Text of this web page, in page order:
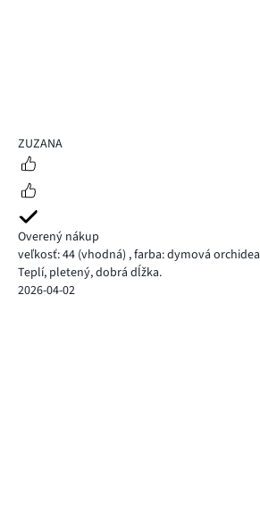
5
ZUZANA
Overený nákup
veľkosť: 44 (vhodná) ,farba: dymová orchidea
Teplí, pletený, dobrá dĺžka.
2026-04-02